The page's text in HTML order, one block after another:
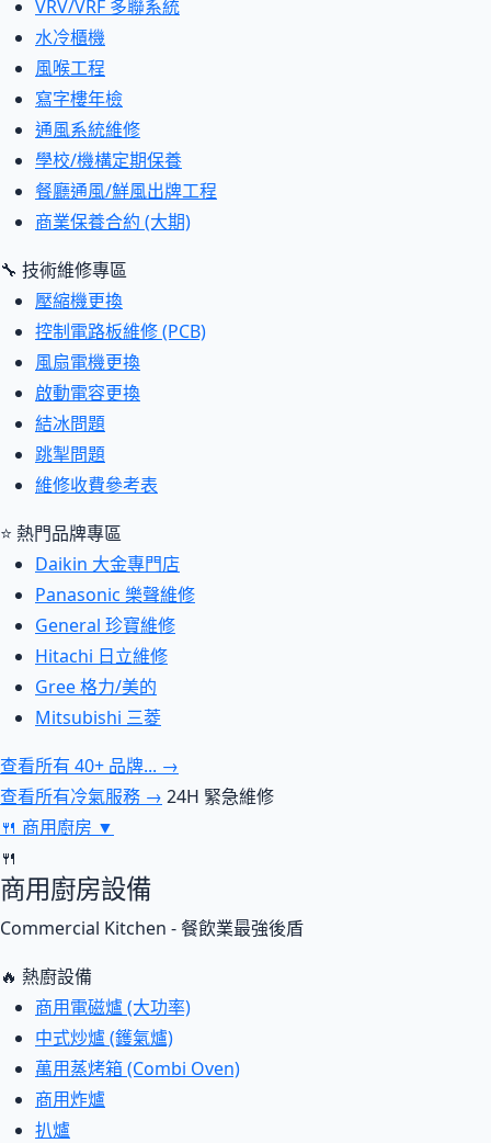
VRV/VRF 多聯系統
水冷櫃機
風喉工程
寫字樓年檢
通風系統維修
學校/機構定期保養
餐廳通風/鮮風出牌工程
商業保養合約 (大期)
🔧 技術維修專區
壓縮機更換
控制電路板維修 (PCB)
風扇電機更換
啟動電容更換
結冰問題
跳掣問題
維修收費參考表
⭐ 熱門品牌專區
Daikin 大金專門店
Panasonic 樂聲維修
General 珍寶維修
Hitachi 日立維修
Gree 格力/美的
Mitsubishi 三菱
查看所有 40+ 品牌... →
查看所有冷氣服務 → 24H 緊急維修
🍴 商用廚房 ▼
🍴
商用廚房設備
Commercial Kitchen - 餐飲業最強後盾
🔥 熱廚設備
商用電磁爐 (大功率)
中式炒爐 (鑊氣爐)
萬用蒸烤箱 (Combi Oven)
商用炸爐
扒爐